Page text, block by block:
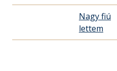
Nagy fiú
lettem